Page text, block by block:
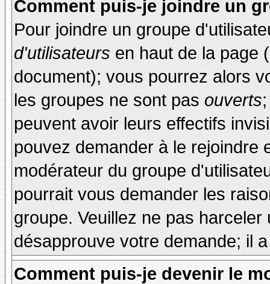
Comment puis-je joindre un
Pour joindre un groupe
d'utilisateurs en haut de la page
document); vous pourrez alors
les groupes ne sont pas ouverts
peuvent avoir leurs effectifs
pouvez demander à le rejoindre
modérateur du groupe
pourrait vous demander les
groupe. Veuillez ne pas
désapprouve votre demande; il
Comment puis-je devenir le